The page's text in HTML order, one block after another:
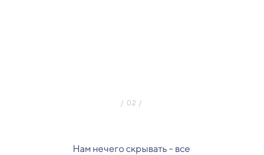
Нам нечего скрывать - все